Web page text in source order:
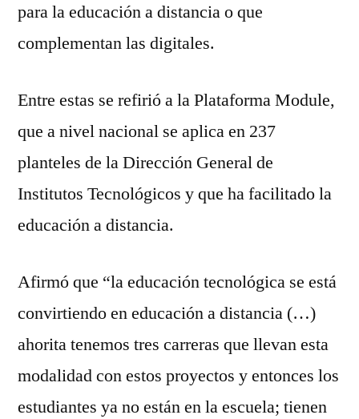
para la educación a distancia o que
complementan las digitales.
Entre estas se refirió a la Plataforma Module,
que a nivel nacional se aplica en 237
planteles de la Dirección General de
Institutos Tecnológicos y que ha facilitado la
educación a distancia.
Afirmó que “la educación tecnológica se está
convirtiendo en educación a distancia (…)
ahorita tenemos tres carreras que llevan esta
modalidad con estos proyectos y entonces los
estudiantes ya no están en la escuela; tienen